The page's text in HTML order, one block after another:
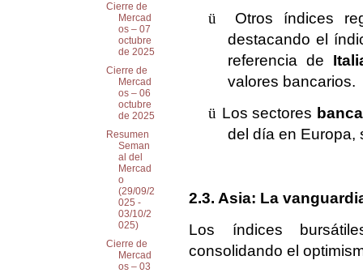
ü
Otros índices
destacando el
referencia de
valores bancarios.
ü Los sectores
del día en Europa,
2.3. Asia: La
Los índices
consolidando el
Cierre de
Mercad
os – 07
octubre
de 2025
Cierre de
Mercad
os – 06
octubre
de 2025
Resumen
Seman
al del
Mercad
o
(29/09/2
025 -
03/10/2
025)
Cierre de
Mercad
os – 03